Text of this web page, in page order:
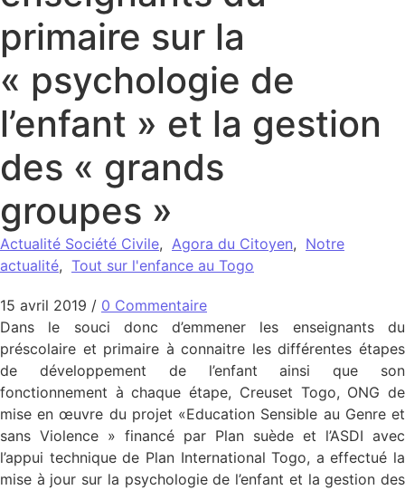
primaire sur la
« psychologie de
l’enfant » et la gestion
des « grands
groupes »
Actualité Société Civile, Agora du Citoyen, Notre
actualité, Tout sur l'enfance au Togo
15 avril 2019 / 0 Commentaire
Dans le souci donc d’emmener les enseignants du
préscolaire et primaire à connaitre les différentes étapes
de développement de l’enfant ainsi que son
fonctionnement à chaque étape, Creuset Togo, ONG de
mise en œuvre du projet «Education Sensible au Genre et
sans Violence » financé par Plan suède et l’ASDI avec
l’appui technique de Plan International Togo, a effectué la
mise à jour sur la psychologie de l’enfant et la gestion des